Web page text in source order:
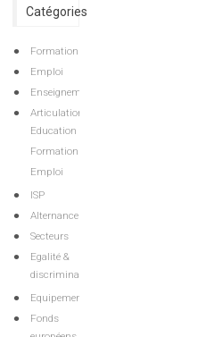
Catégories
Formation
Emploi
Enseignement
Articulations
Education
Formation
Emploi
ISP
Alternance
Secteurs
Egalité &
discriminations
Equipements
Fonds